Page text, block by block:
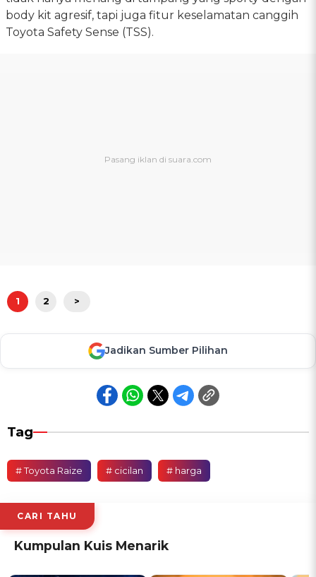
body kit agresif, tapi juga fitur keselamatan canggih
Toyota Safety Sense (TSS).
1 2 >
Jadikan Sumber Pilihan
Tag
# Toyota Raize # cicilan # harga
CARI TAHU
Kumpulan Kuis Menarik